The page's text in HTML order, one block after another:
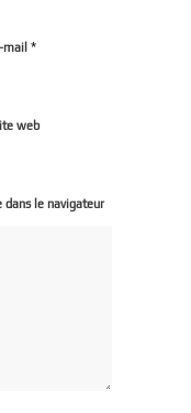
mail*
web
le navigateur